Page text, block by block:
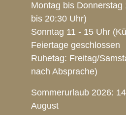
Montag bis
bis 20:30 Uhr)
Sonntag 11 - 15 Uhr
Feiertage geschlossen
Ruhetag: Freitag/
nach Absprache)
Sommerurlaub 2026:
August